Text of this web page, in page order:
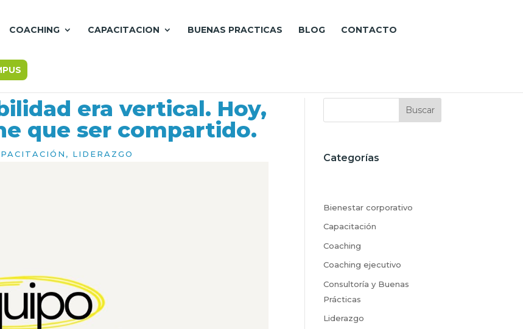
COACHING CAPACITACION BUENAS PRACTICAS BLOG CONTACTO
era vertical. Hoy,
que ser compartido.
, LIDERAZGO
Buscar
Categorías
Bienestar corporativo
Capacitación
Coaching
Coaching ejecutivo
Consultoría y Buenas
Prácticas
Liderazgo